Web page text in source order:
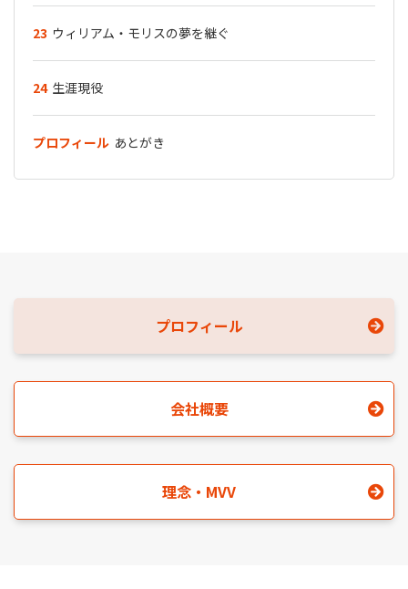
23 ウィリアム・モリスの夢を継ぐ
24 生涯現役
プロフィール あとがき
プロフィール
会社概要
理念・MVV